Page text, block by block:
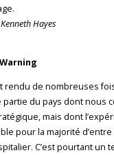
Hayes
rendu de nombreuses
partie du pays dont nous
mais dont
pour la majorité
C’est pourtant un